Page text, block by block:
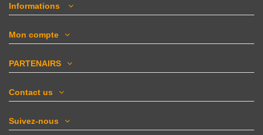
Informations
Mon compte
PARTENAIRS
Contact us
Suivez-nous